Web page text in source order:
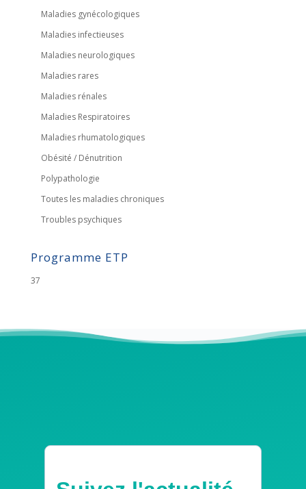
Maladies gynécologiques
Maladies infectieuses
Maladies neurologiques
Maladies rares
Maladies rénales
Maladies Respiratoires
Maladies rhumatologiques
Obésité / Dénutrition
Polypathologie
Toutes les maladies chroniques
Troubles psychiques
Programme ETP
37